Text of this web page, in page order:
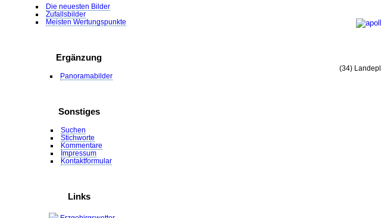
Die neuesten Bilder
Zufallsbilder
Meisten Wertungspunkte
Ergänzung
Panoramabilder
Sonstiges
Suchen
Stichworte
Kommentare
Impressum
Kontaktformular
Links
(34)